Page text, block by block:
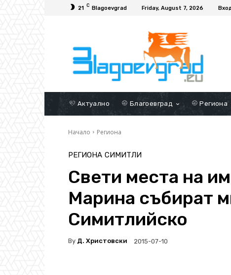
21 C Blagoevgrad Friday, August 7, 2026
Актуално Благоевград Региона
Начало Региона
РЕГИОНА СИМИТЛИ
Свети места на
Марина събират
Симитлийско
By Д. Христовски 2015-07-10